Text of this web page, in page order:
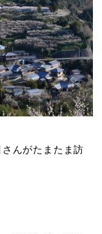
んがたまたま訪